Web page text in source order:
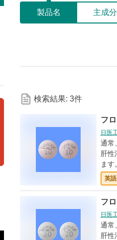
製品名 主成分
な
件
検索結果: 3件
フ
日医
通常
肝性
ます。
英
フ
日医
通常
肝性